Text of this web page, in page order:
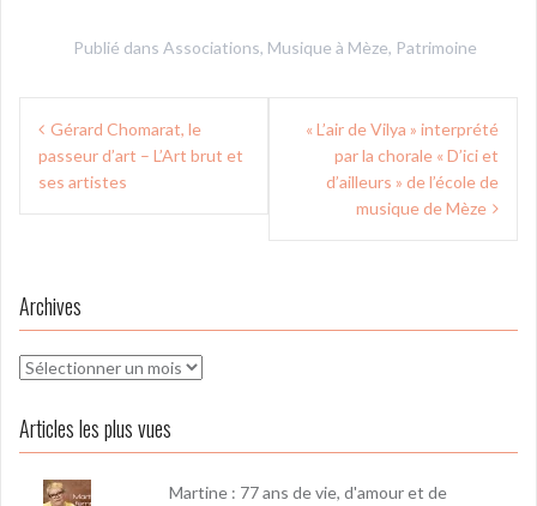
Publié dans Associations, Musique à Mèze, Patrimoine
Navigation
de
l’article
Gérard Chomarat, le
passeur d’art – L’Art brut et
ses artistes
« L’air de Vilya » interprété
par la chorale « D’ici et
d’ailleurs » de l’école de
musique de Mèze
Archives
Archives
Articles les plus vues
Martine : 77 ans de vie, d'amour et de